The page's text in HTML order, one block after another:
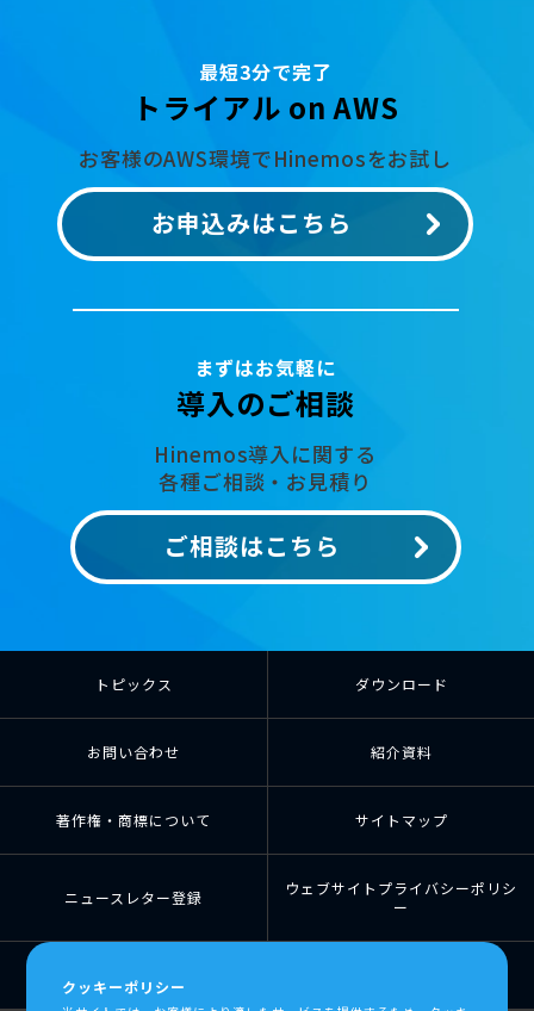
最短3分で完了
トライアル on AWS
お客様のAWS環境でHinemosをお試し
お申込みはこちら
まずはお気軽に
導入のご相談
Hinemos導入に関する
各種ご相談・お見積り
ご相談はこちら
トピックス ダウンロード
お問い合わせ 紹介資料
著作権・商標について サイトマップ
ニュースレター登録
ウェブサイトプライバシーポリシ
ー
クッキーポリシー